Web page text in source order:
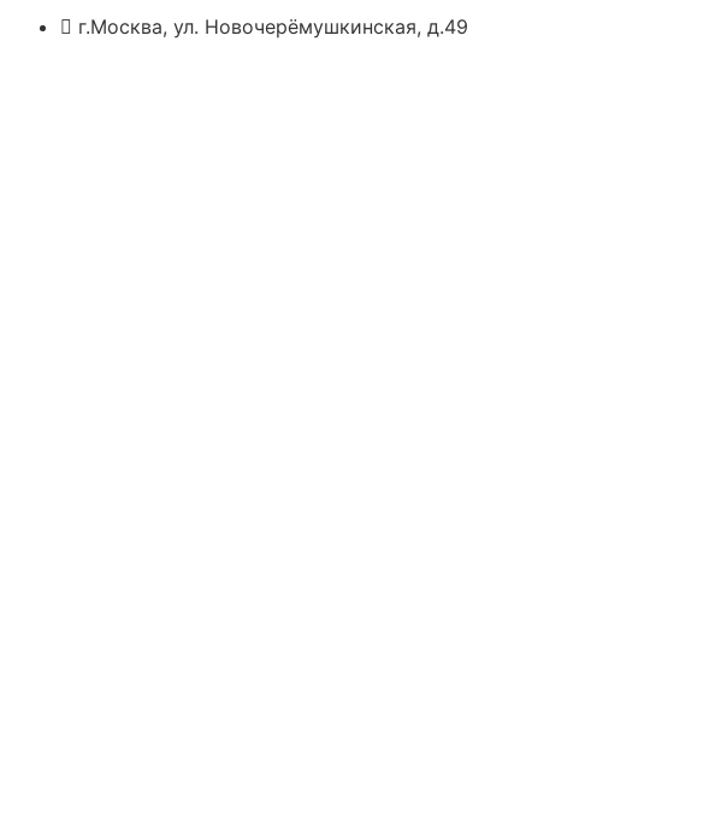
г.Москва, ул. Новочерёмушкинская, д.49